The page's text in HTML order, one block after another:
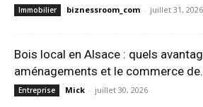
Immobilier biznessroom_com - juillet 31, 2026
Bois local en Alsace : quels
aménagements et le commerce
Entreprise Mick - juillet 30, 2026